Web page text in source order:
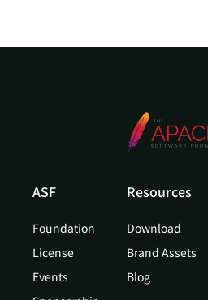
ASF
Foundation
License
Events
Resources
Download
Brand Assets
Blog